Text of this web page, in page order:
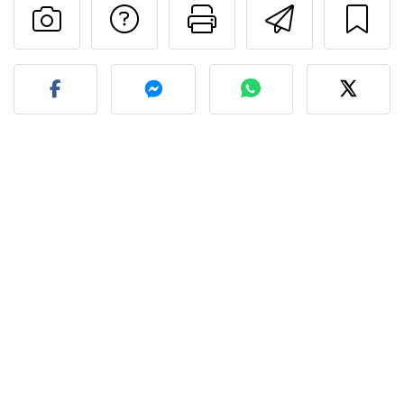
Invia
Stampa la
Contatta l'autore
Pubblica la foto di